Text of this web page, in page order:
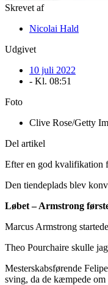
Skrevet af
Nicolai Hald
Udgivet
10 juli 2022
- Kl. 08:51
Foto
Clive Rose/Getty
Del artikel
Efter en god kvalifikation
Den tiendeplads blev
Løbet – Armstrong
Marcus Armstrong
Theo Pourchaire skulle
Mesterskabsførende
sving, da de kæmpede om